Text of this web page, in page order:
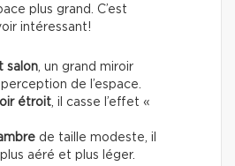
plus grand. C’est
intéressant!
salon, un grand miroir
de l’espace.
étroit, il casse l’effet «
de taille modeste, il
aéré et plus léger.